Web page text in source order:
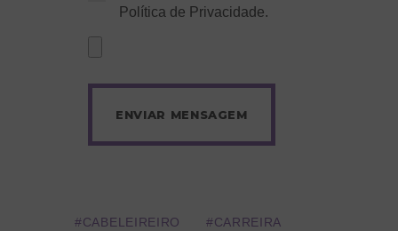
Política de Privacidade.
CABELEIREIRO
CARREIRA